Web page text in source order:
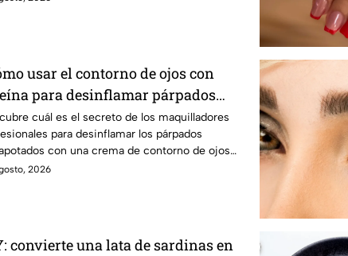
usar el contorno de ojos con
para desinflamar párpados
cuál es el secreto de los maquilladores
para desinflamar los párpados
con una crema de contorno de ojos
2026
convierte una lata de sardinas en